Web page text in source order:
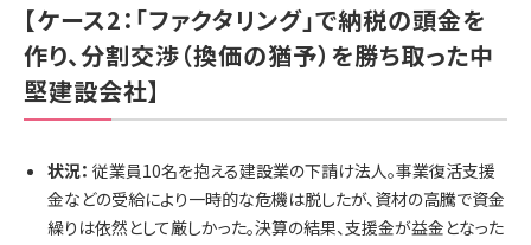
【ケース2：「ファクタリング」で納税の頭金を
作り、分割交渉（換価の猶予）を勝ち取った中
堅建設会社】
状況： 従業員10名を抱える建設業の下請け法人。事業復活支援
金などの受給により一時的な危機は脱したが、資材の高騰で資金
繰りは依然として厳しかった。決算の結果、支援金が益金となった